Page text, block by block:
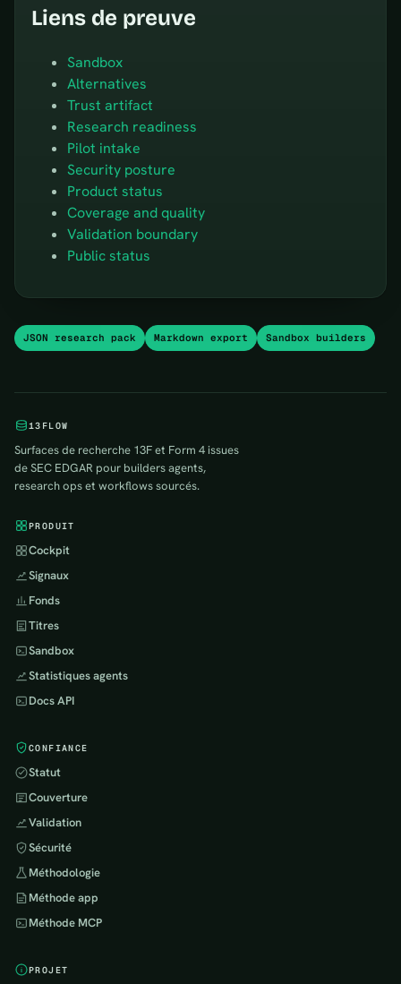
Liens de preuve
Sandbox
Alternatives
Trust artifact
Research readiness
Pilot intake
Security posture
Product status
Coverage and quality
Validation boundary
Public status
JSON research pack Markdown export Sandbox builders
13FLOW
Surfaces de recherche 13F et Form 4 issues
de SEC EDGAR pour builders agents,
research ops et workflows sourcés.
PRODUIT
Cockpit
Signaux
Fonds
Titres
Sandbox
Statistiques agents
Docs API
CONFIANCE
Statut
Couverture
Validation
Sécurité
Méthodologie
Méthode app
Méthode MCP
PROJET